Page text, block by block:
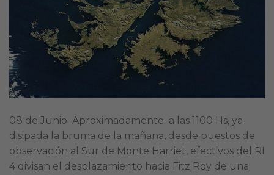
08 de Junio Aproximadamente a las 1100 Hs, ya
disipada la bruma de la mañana, desde puestos de
observación al Sur de Monte Harriet, efectivos del RI
4 divisan el desplazamiento hacia Fitz Roy de una